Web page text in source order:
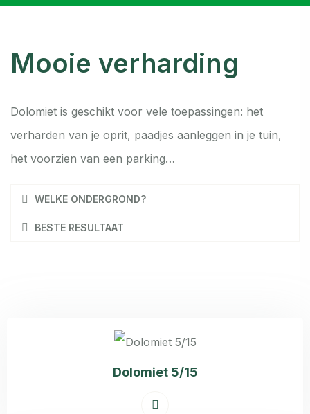
Mooie verharding
Dolomiet is geschikt voor vele toepassingen: het
verharden van je oprit, paadjes aanleggen in je tuin,
het voorzien van een parking…
WELKE ONDERGROND?
BESTE RESULTAAT
Dolomiet 5/15